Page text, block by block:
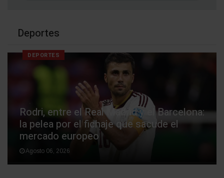
Deportes
DEPORTES
Rodri, entre el Real Madrid y el Barcelona:
la pelea por el fichaje que sacude el
mercado europeo
Agosto 06, 2026